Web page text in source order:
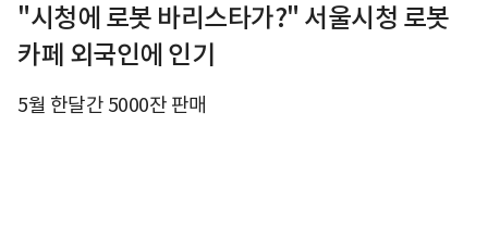
"시청에 로봇 바리스타가?" 서울시청 로봇
카페 외국인에 인기
5월 한달간 5000잔 판매